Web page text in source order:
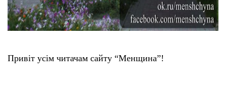
Рекламні прайси
Привіт усім читачам сайту “Менщина”!